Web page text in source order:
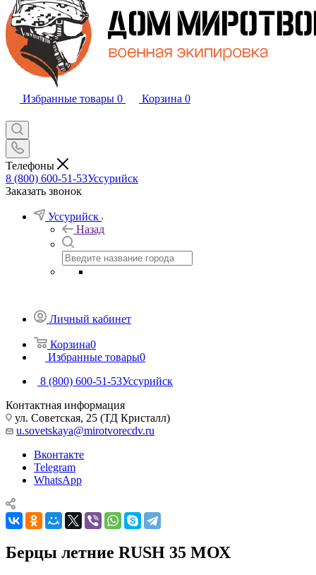
Избранные товары 0 Корзина 0
Телефоны
8 (800) 600-51-53Уссурийск
Заказать звонок
Уссурийск
Назад
Личный кабинет
Корзина0
Избранные товары0
8 (800) 600-51-53Уссурийск
Контактная информация
ул. Советская, 25 (ТД Кристалл)
u.sovetskaya@mirotvorecdv.ru
Вконтакте
Telegram
WhatsApp
Берцы летние RUSH 35 МОХ